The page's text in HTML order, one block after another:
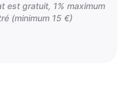
est gratuit, 1% maximum
(minimum 15 €)